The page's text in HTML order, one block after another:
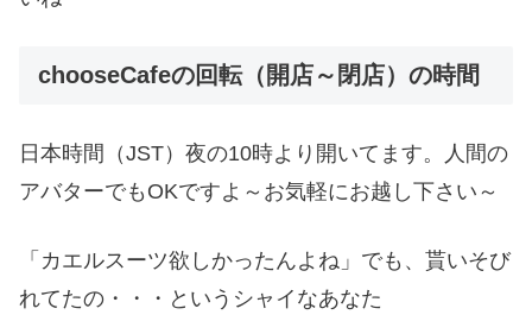
chooseCafeの回転（開店～閉店）の時間
日本時間（JST）夜の10時より開いてます。人間の
アバターでもOKですよ～お気軽にお越し下さい～
「カエルスーツ欲しかったんよね」でも、貰いそび
れてたの・・・というシャイなあなた